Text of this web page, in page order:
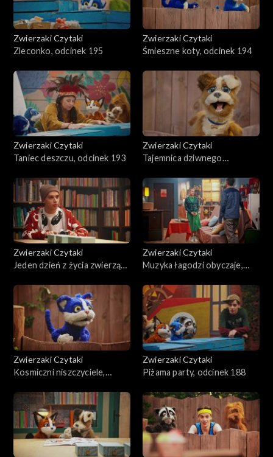
Zwierzaki Czytaki
Zleconko, odcinek 195
Zwierzaki Czytaki
Śmieszne koty, odcinek 194
Zwierzaki Czytaki
Taniec deszczu, odcinek 193
Zwierzaki Czytaki
Tajemnica dziwnego
Zwierzaki Czytaki
Jeden dzień z życia zwierząt
Zwierzaki Czytaki
Muzyka łagodzi obyczaje,
Zwierzaki Czytaki
Kosmiczni niszczyciele,
Zwierzaki Czytaki
Piżama party, odcinek 188